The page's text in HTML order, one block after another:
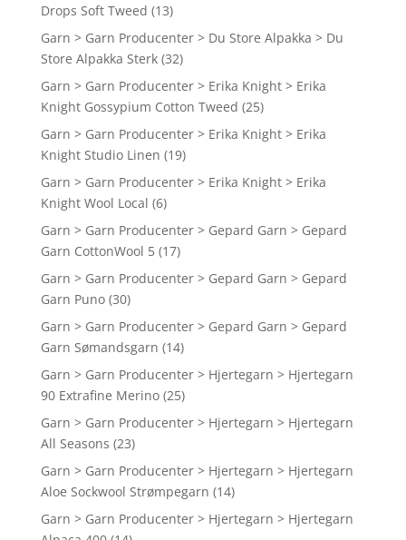
Drops Soft Tweed (13)
Garn > Garn Producenter > Du Store Alpakka > Du
Store Alpakka Sterk (32)
Garn > Garn Producenter > Erika Knight > Erika
Knight Gossypium Cotton Tweed (25)
Garn > Garn Producenter > Erika Knight > Erika
Knight Studio Linen (19)
Garn > Garn Producenter > Erika Knight > Erika
Knight Wool Local (6)
Garn > Garn Producenter > Gepard Garn > Gepard
Garn CottonWool 5 (17)
Garn > Garn Producenter > Gepard Garn > Gepard
Garn Puno (30)
Garn > Garn Producenter > Gepard Garn > Gepard
Garn Sømandsgarn (14)
Garn > Garn Producenter > Hjertegarn > Hjertegarn
90 Extrafine Merino (25)
Garn > Garn Producenter > Hjertegarn > Hjertegarn
All Seasons (23)
Garn > Garn Producenter > Hjertegarn > Hjertegarn
Aloe Sockwool Strømpegarn (14)
Garn > Garn Producenter > Hjertegarn > Hjertegarn